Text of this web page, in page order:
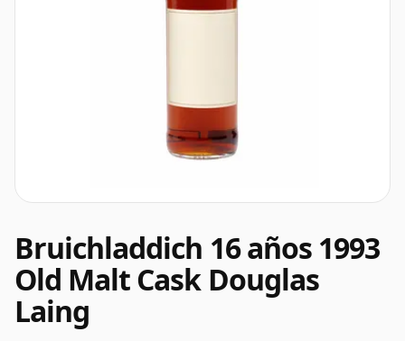
Bruichladdich 16 años 1993
Old Malt Cask Douglas
Laing